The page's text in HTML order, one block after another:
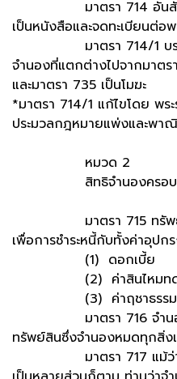
มาตรา 714 อันสัญญ
เป็นหนังสือและจดทะเบียนต่อ
มาตรา 714/1 บรรด
จำนองที่แตกต่างไปจากมาต
และมาตรา 735 เป็นโมฆะ
*มาตรา 714/1 แก้ไขโดย พ
ประมวลกฎหมายแพ่งและพ
หมวด 2
สิทธิจำนองครอบเ
มาตรา 715 ทรัพย์สิน
เพื่อการชำระหนี้กับทั้งค่าอุป
(1) ดอกเบี้ย
(2) ค่าสินไหมทดแทน
(3) ค่าฤชาธรรมเนีย
มาตรา 716 จำนองย่
ทรัพย์สินซึ่งจำนองหมดทุกสิ่ง
มาตรา 717 แม้ว่าทรั